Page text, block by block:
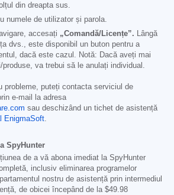
din dreapta sus.
numele de utilizator și parola.
accesați „Comandă/Licențe”. Lângă
dvs., este disponibil un buton pentru a
dacă este cazul. Notă: Dacă aveți mai
produse, va trebui să le anulați individual.
probleme, puteți contacta serviciul de
e-mail la adresa
sau deschizând un tichet de asistență
EnigmaSoft.
SpyHunter
de a vă abona imediat la SpyHunter
inclusiv eliminarea programelor
nostru de asistență prin intermediul
de obicei începând de la $49.98